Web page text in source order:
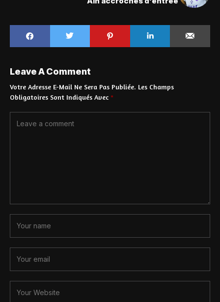
Leave A Comment
Votre Adresse E-Mail Ne Sera Pas Publiée. Les Champs
Obligatoires Sont Indiqués Avec *